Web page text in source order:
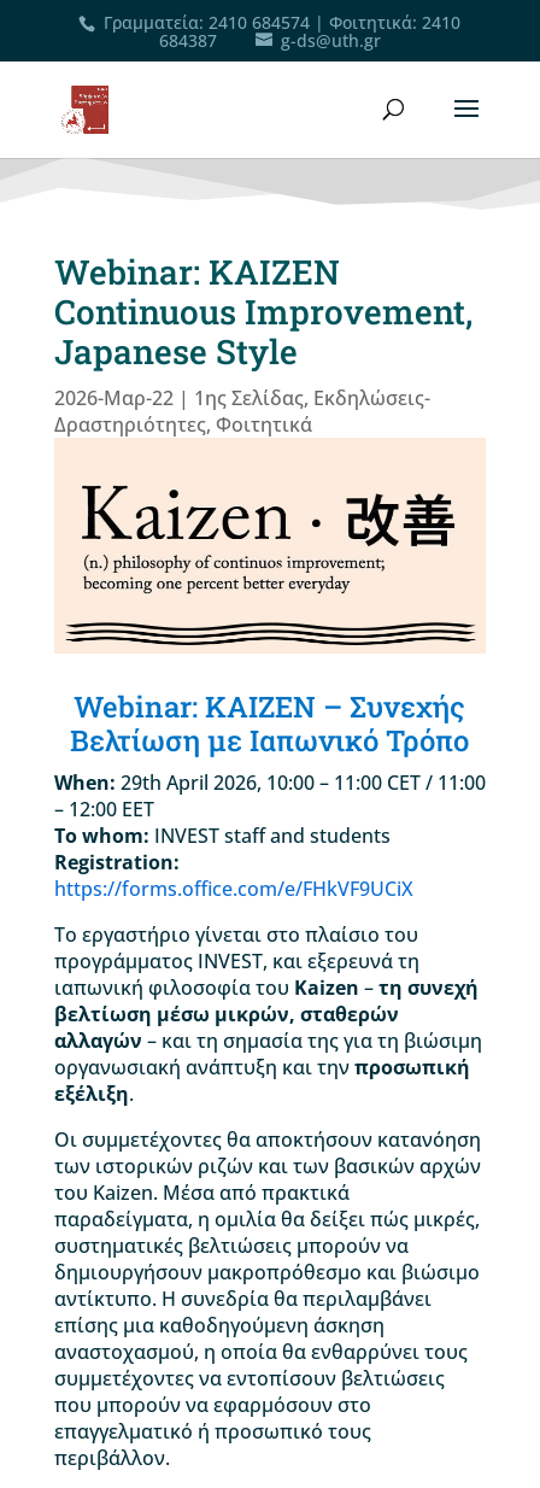
Γραμματεία: 2410 684574 |Φοιτητικά: 2410
684387 g-ds@uth.gr
Webinar: KAIZEN
Continuous Improvement,
Japanese Style
2026-Μαρ-22| 1ης Σελίδας, Εκδηλώσεις-
Δραστηριότητες, Φοιτητικά
Webinar: KAIZEN – Συνεχής
Βελτίωση με Ιαπωνικό Τρόπο
When: 29th April 2026, 10:00 – 11:00 CET / 11:00
– 12:00 EET
To whom: INVEST staff and students
Registration:
https://forms.office.com/e/FHkVF9UCiX
Το εργαστήριο γίνεται στο πλαίσιο του
προγράμματος INVEST, και εξερευνά τη
ιαπωνική φιλοσοφία του Kaizen –τη συνεχή
βελτίωση μέσω μικρών, σταθερών
αλλαγών – και τη σημασία της για τη βιώσιμη
οργανωσιακή ανάπτυξη και τηνπροσωπική
εξέλιξη.
Οι συμμετέχοντες θα αποκτήσουν κατανόηση
των ιστορικών ριζών και των βασικών αρχών
του Kaizen. Μέσα από πρακτικά
παραδείγματα, η ομιλία θα δείξει πώς μικρές,
συστηματικές βελτιώσεις μπορούν να
δημιουργήσουν μακροπρόθεσμο και βιώσιμο
αντίκτυπο. Η συνεδρία θα περιλαμβάνει
επίσης μια καθοδηγούμενη άσκηση
αναστοχασμού, η οποία θα ενθαρρύνει τους
συμμετέχοντες να εντοπίσουν βελτιώσεις
που μπορούν να εφαρμόσουν στο
επαγγελματικό ή προσωπικό τους
περιβάλλον.